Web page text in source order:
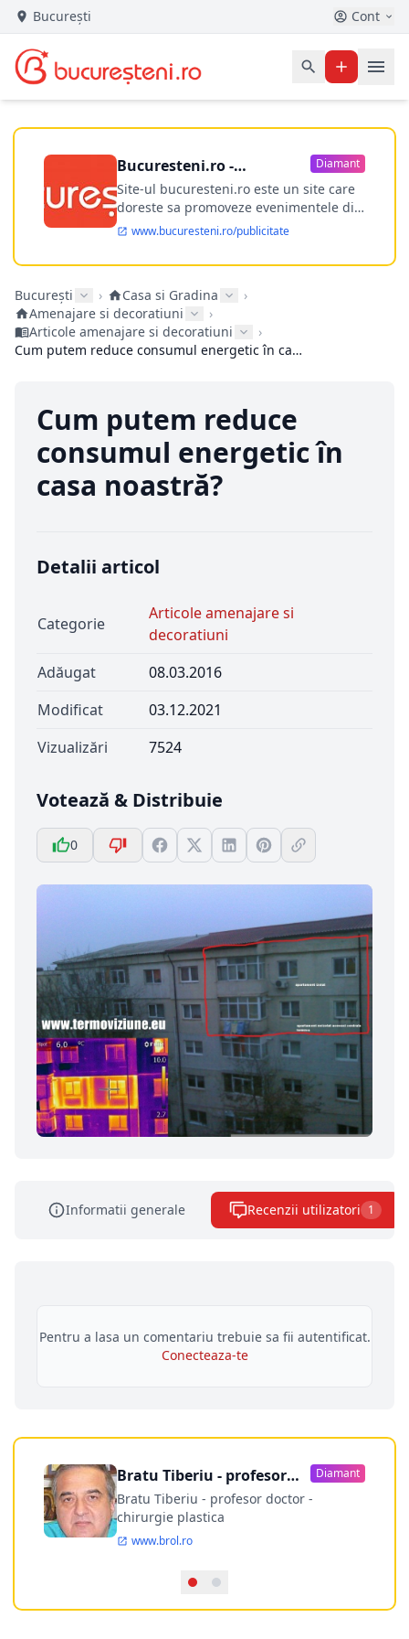
București Cont
Bucuresteni.ro -
publicitate online
Diamant
Site-ul bucuresteni.ro este un site care
doreste sa promoveze evenimentele din
Bucuresti si nu numai, sa puna la
dispozitia utilizatorului cea mai
performanta harta electronica a
ofere posibilitatea firmel...
www.bucuresteni.ro/publicitate
București › Casa si Gradina
›
Amenajare si decoratiuni
›
Articole amenajare si decoratiuni
›
Cum putem reduce consumul energetic în casa noastră?
Cum putem reduce
consumul energetic în
casa noastră?
Detalii articol
Categorie
Articole amenajare si
decoratiuni
Adăugat
08.03.2016
Modificat
03.12.2021
Vizualizări
7524
Votează & Distribuie
0
Informatii generale Recenzii utilizatori 1
Pentru a lasa un comentariu trebuie sa fii autentificat.
Conecteaza-te
Bratu Tiberiu - profesor
doctor
Diamant
Bratu Tiberiu - profesor doctor -
chirurgie plastica
www.brol.ro